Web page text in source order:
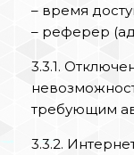
– время
– реферер
3.3.1.
требующим
3.3.2.